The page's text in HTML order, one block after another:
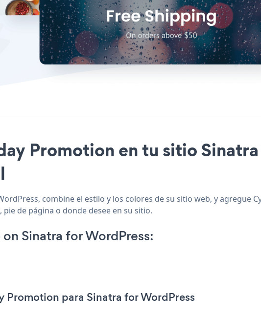
Promotion en tu sitio
combine el estilo y los colores de su sitio web, y agregue
de página o donde desee en su sitio.
Sinatra for WordPress:
para Sinatra for WordPress